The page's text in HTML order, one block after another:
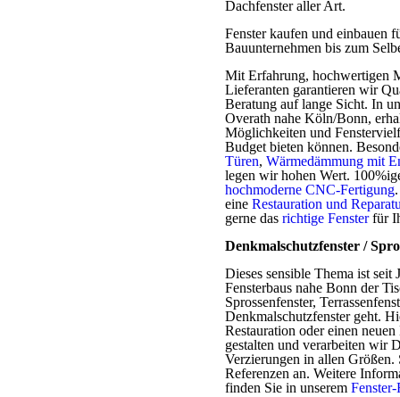
Dachfenster aller Art.
Fenster kaufen und einbauen
Bauunternehmen bis zum
Mit Erfahrung, hochwertigen
Lieferanten garantieren wir
Beratung auf lange Sicht. In
Overath nahe Köln/Bonn,
Möglichkeiten und
Budget bieten können.
Türen, Wärmedämmung mit
legen wir hohen Wert.
hochmoderne CNC-Fertigung
eine Restauration und
gerne das richtige Fensterfür
Denkmalschutzfenster /
Dieses sensible Thema ist seit
Fensterbaus nahe Bonn der
Sprossenfenster,
Denkmalschutzfenster geht.
Restauration oder einen
gestalten und verarbeiten wir
Verzierungen in allen Größen.
Referenzen an. Weitere
finden Sie in unserem